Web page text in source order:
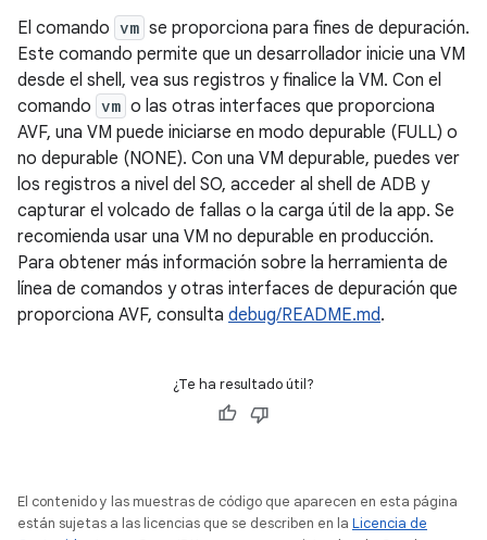
El comando vm se proporciona para fines de depuración.
Este comando permite que un desarrollador inicie una VM
desde el shell, vea sus registros y finalice la VM. Con el
comando vm o las otras interfaces que proporciona
AVF, una VM puede iniciarse en modo depurable (FULL) o
no depurable (NONE). Con una VM depurable, puedes ver
los registros a nivel del SO, acceder al shell de ADB y
capturar el volcado de fallas o la carga útil de la app. Se
recomienda usar una VM no depurable en producción.
Para obtener más información sobre la herramienta de
línea de comandos y otras interfaces de depuración que
proporciona AVF, consulta debug/README.md.
¿Te ha resultado útil?
El contenido y las muestras de código que aparecen en esta página
están sujetas a las licencias que se describen en la Licencia de